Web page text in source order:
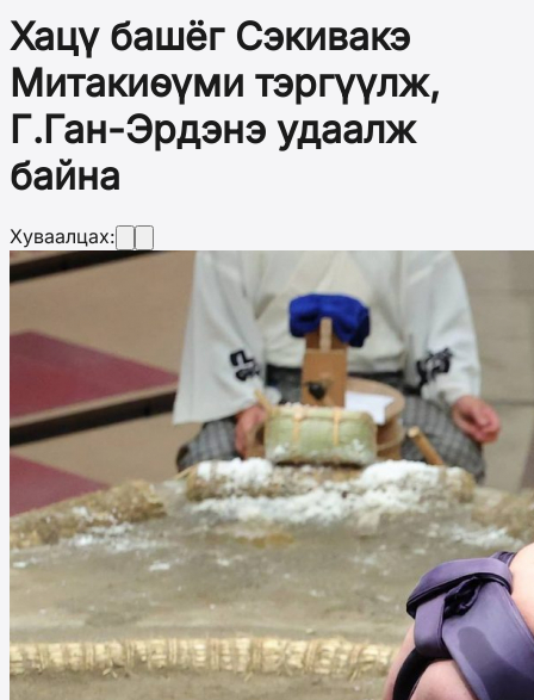
Хацү башёг Сэкивакэ
Митакиөүми тэргүүлж,
Г.Ган-Эрдэнэ удаалж
байна
Хуваалцах: